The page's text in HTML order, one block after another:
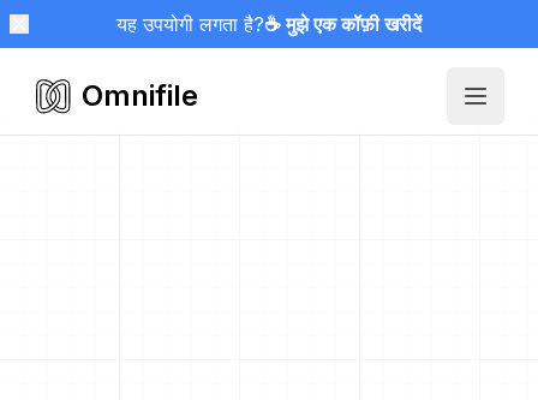
यह उपयोगी लगता है?☕ मुझे एक कॉफ़ी खरीदें
Omnifile